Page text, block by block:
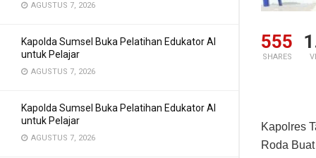
AGUSTUS 7, 2026
Kapolda Sumsel Buka Pelatihan Edukator AI
untuk Pelajar
AGUSTUS 7, 2026
Kapolda Sumsel Buka Pelatihan Edukator AI
untuk Pelajar
AGUSTUS 7, 2026
555
SHARES
Kapolres
Roda